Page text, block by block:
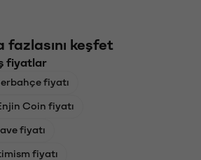
fazlasını keşfet
fiyatlar
fiyatı
Coin fiyatı
fiyatı
fiyatı